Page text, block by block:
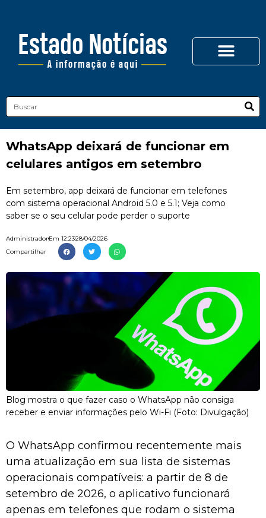
WhatsApp deixará de funcionar em
celulares antigos em setembro
Em setembro, app deixará de funcionar em telefones
com sistema operacional Android 5.0 e 5.1; Veja como
saber se o seu celular pode perder o suporte
AdministradorEm 12:2328/04/2026
Compartilhar
Blog mostra o que fazer caso o WhatsApp não consiga
receber e enviar informações pelo Wi-Fi (Foto: Divulgação)
O WhatsApp confirmou recentemente mais
uma atualização em sua lista de sistemas
operacionais compatíveis: a partir de 8 de
setembro de 2026, o aplicativo funcionará
apenas em telefones que rodam o sistema